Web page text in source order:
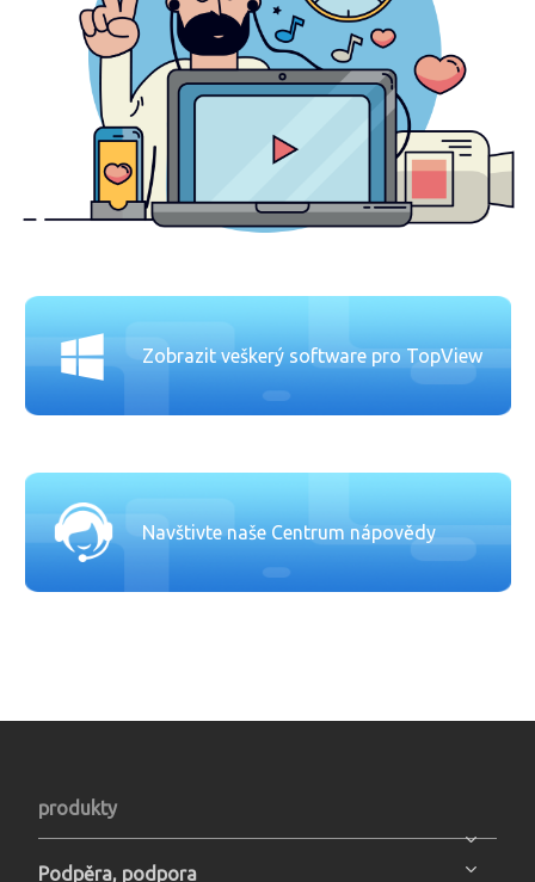
Zobrazit veškerý software pro TopView
Navštivte naše Centrum nápovědy
produkty
Podpěra, podpora